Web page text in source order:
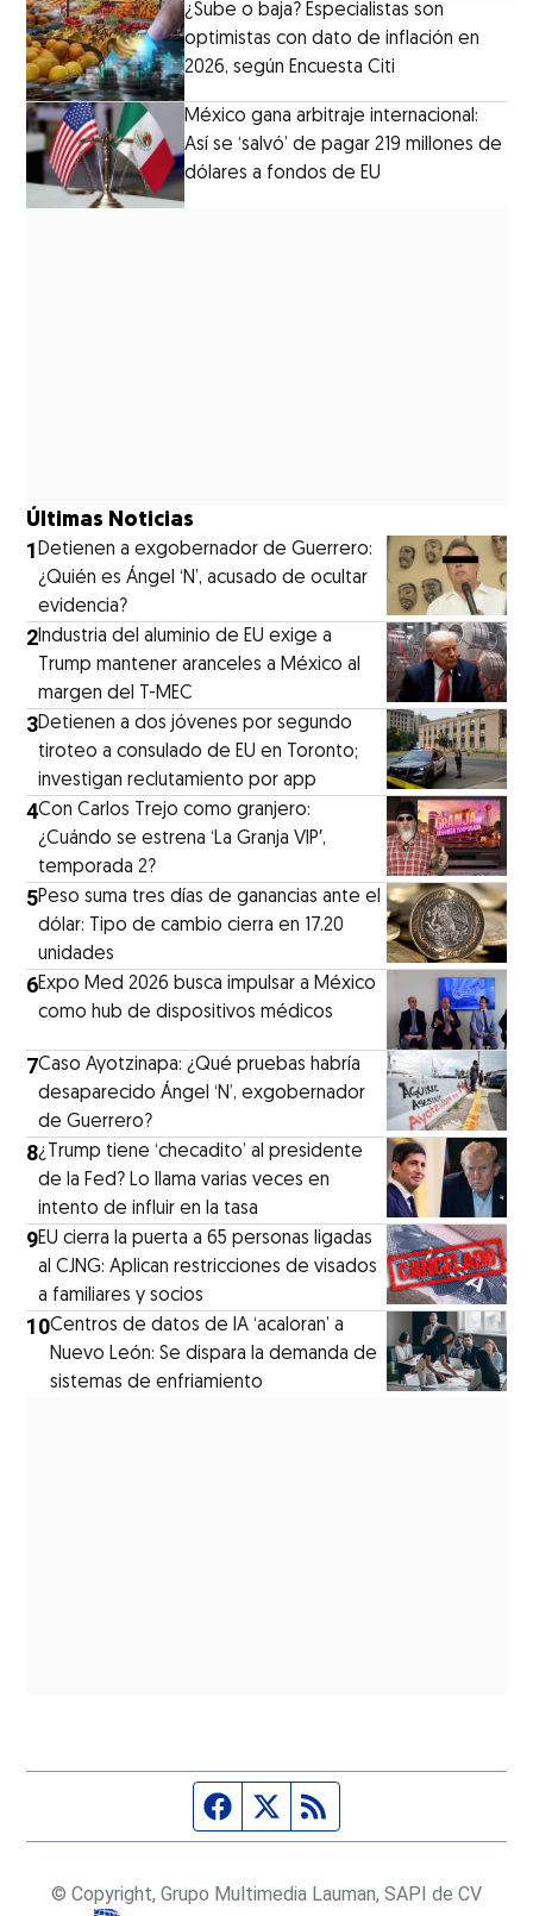
¿Sube o baja? Especialistas son
optimistas con dato de inflación en
2026, según Encuesta Citi
México gana arbitraje internacional:
Así se ‘salvó’ de pagar 219 millones de
dólares a fondos de EU
Últimas Noticias
1Detienen a exgobernador de Guerrero:
¿Quién es Ángel ‘N’, acusado de ocultar
evidencia?
2Industria del aluminio de EU exige a
Trump mantener aranceles a México al
margen del T-MEC
3Detienen a dos jóvenes por segundo
tiroteo a consulado de EU en Toronto;
investigan reclutamiento por app
4Con Carlos Trejo como granjero:
¿Cuándo se estrena ‘La Granja VIP′,
temporada 2?
5Peso suma tres días de ganancias ante el
dólar: Tipo de cambio cierra en 17.20
unidades
6Expo Med 2026 busca impulsar a México
como hub de dispositivos médicos
7Caso Ayotzinapa: ¿Qué pruebas habría
desaparecido Ángel ‘N’, exgobernador
de Guerrero?
8¿Trump tiene ‘checadito’ al presidente
de la Fed? Lo llama varias veces en
intento de influir en la tasa
9EU cierra la puerta a 65 personas ligadas
al CJNG: Aplican restricciones de visados
a familiares y socios
10Centros de datos de IA ‘acaloran’ a
Nuevo León: Se dispara la demanda de
sistemas de enfriamiento
Página de Facebook
Fuente Twitter
© Copyright, Grupo Multimedia Lauman, SAPI de CV